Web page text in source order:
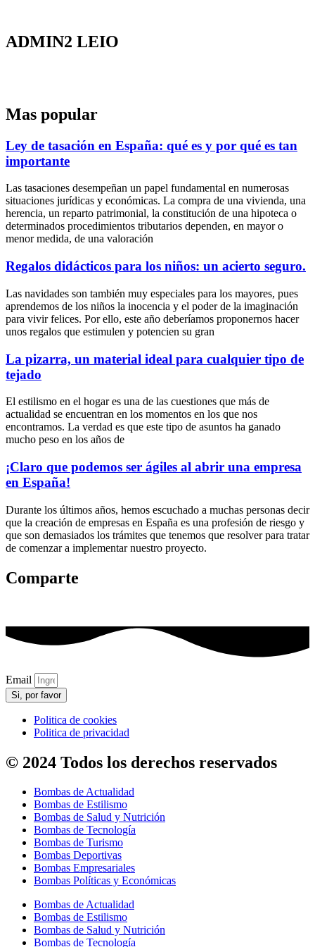
contenido
ADMIN2 LEIO
Mas popular
Ley de tasación en España: qué es y por qué es tan
importante
Las tasaciones desempeñan un papel fundamental en numerosas
situaciones jurídicas y económicas. La compra de una vivienda, una
herencia, un reparto patrimonial, la constitución de una hipoteca o
determinados procedimientos tributarios dependen, en mayor o
menor medida, de una valoración
Regalos didácticos para los niños: un acierto seguro.
Las navidades son también muy especiales para los mayores, pues
aprendemos de los niños la inocencia y el poder de la imaginación
para vivir felices. Por ello, este año deberíamos proponernos hacer
unos regalos que estimulen y potencien su gran
La pizarra, un material ideal para cualquier tipo de
tejado
El estilismo en el hogar es una de las cuestiones que más de
actualidad se encuentran en los momentos en los que nos
encontramos. La verdad es que este tipo de asuntos ha ganado
mucho peso en los años de
¡Claro que podemos ser ágiles al abrir una empresa
en España!
Durante los últimos años, hemos escuchado a muchas personas decir
que la creación de empresas en España es una profesión de riesgo y
que son demasiados los trámites que tenemos que resolver para tratar
de comenzar a implementar nuestro proyecto.
Comparte
Email
Si, por favor
Politica de cookies
Politica de privacidad
© 2024 Todos los derechos reservados
Bombas de Actualidad
Bombas de Estilismo
Bombas de Salud y Nutrición
Bombas de Tecnología
Bombas de Turismo
Bombas Deportivas
Bombas Empresariales
Bombas Políticas y Económicas
Bombas de Actualidad
Bombas de Estilismo
Bombas de Salud y Nutrición
Bombas de Tecnología